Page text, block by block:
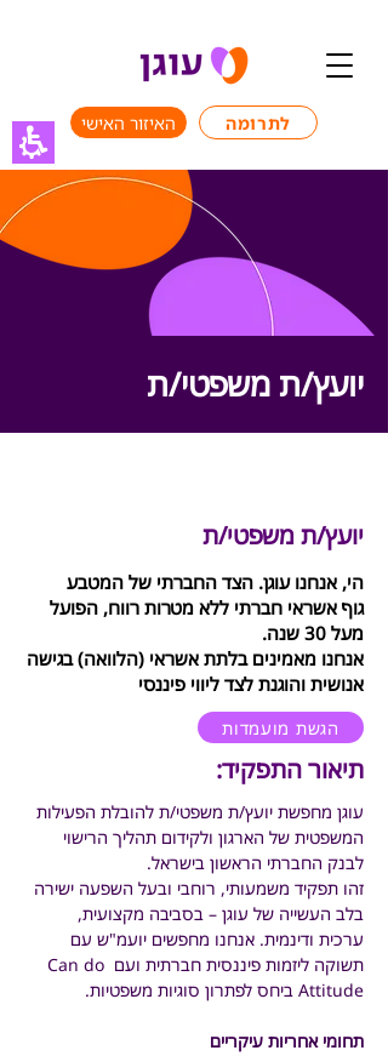
האיזור האישי לתרומה
יועץ/ת משפטי/ת
יועץ/ת משפטי/ת
הי, אנחנו עוגן. הצד החברתי של המטבע
גוף אשראי חברתי ללא מטרות רווח, הפועל
מעל 30 שנה.
אנחנו מאמינים בלתת אשראי (הלוואה) בגישה
אנושית והוגנת לצד ליווי פיננסי
הגשת מועמדות
תיאור התפקיד:
עוגן מחפשת יועץ/ת משפטי/ת להובלת הפעילות
המשפטית של הארגון ולקידום תהליך הרישוי
לבנק החברתי הראשון בישראל.
זהו תפקיד משמעותי, רוחבי ובעל השפעה ישירה
בלב העשייה של עוגן – בסביבה מקצועית,
ערכית ודינמית. אנחנו מחפשים יועמ"ש עם
תשוקה ליזמות פיננסית חברתית ועם Can do
Attitude ביחס לפתרון סוגיות משפטיות.
תחומי אחריות עיקריים